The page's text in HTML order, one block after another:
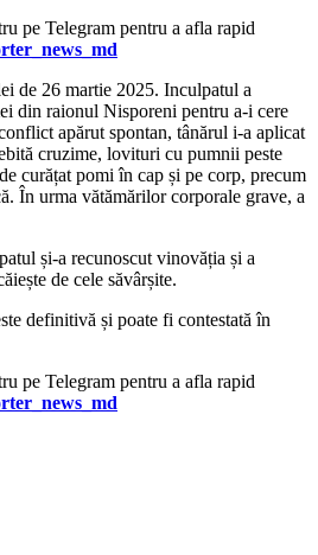
pe Telegram pentru a afla rapid
de 26 martie 2025. Inculpatul a
din raionul Nisporeni pentru a-i cere
apărut spontan, tânărul i-a aplicat
cruzime, lovituri cu pumnii peste
curățat pomi în cap și pe corp, precum
În urma vătămărilor corporale grave, a
și-a recunoscut vinovăția și a
de cele săvârșite.
definitivă și poate fi contestată în
pe Telegram pentru a afla rapid